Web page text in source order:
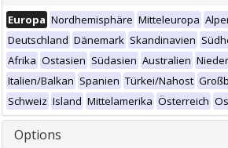
Europa Nordhemisphäre Mitteleuropa
Deutschland Dänemark Skandinavien
Afrika Ostasien Südasien Australien
Italien/Balkan Spanien Türkei/Nahost
Schweiz Island Mittelamerika Österreich
Options